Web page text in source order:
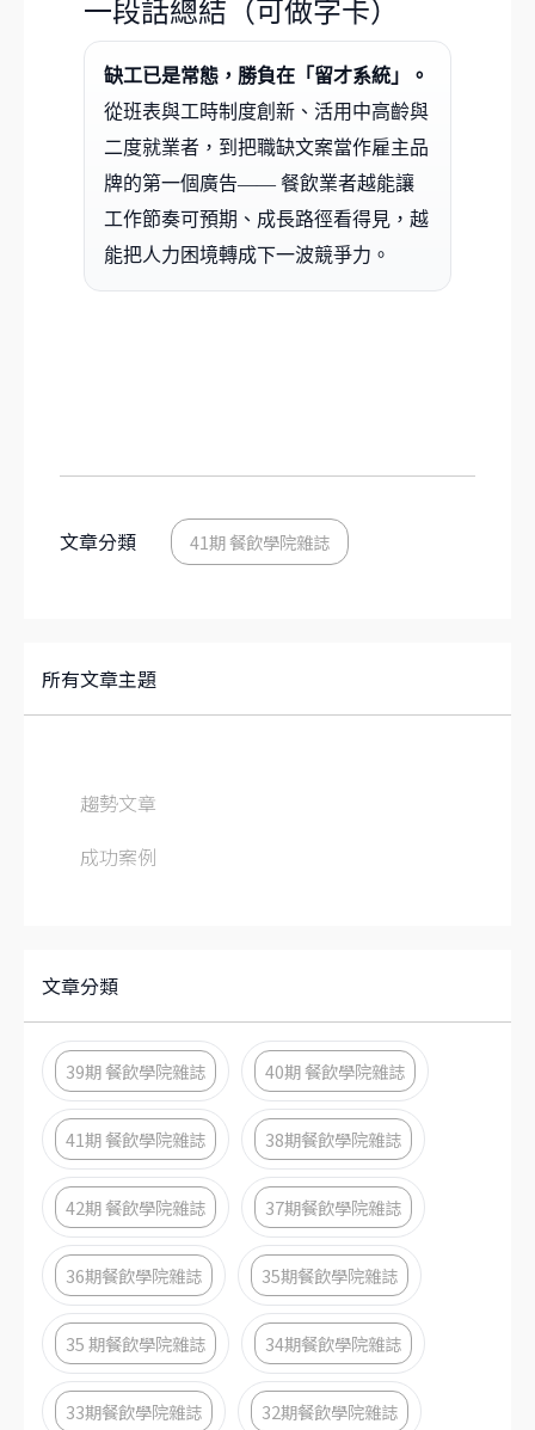
一段話總結（可做字卡）
缺工已是常態，勝負在「留才系統」。
從班表與工時制度創新、活用中高齡與
二度就業者，到把職缺文案當作雇主品
牌的第一個廣告—— 餐飲業者越能讓
工作節奏可預期、成長路徑看得見，越
能把人力困境轉成下一波競爭力。
文章分類 41期 餐飲學院雜誌
所有文章主題
趨勢文章
成功案例
文章分類
39期 餐飲學院雜誌 40期 餐飲學院雜誌
41期 餐飲學院雜誌 38期餐飲學院雜誌
42期 餐飲學院雜誌 37期餐飲學院雜誌
36期餐飲學院雜誌 35期餐飲學院雜誌
35 期餐飲學院雜誌 34期餐飲學院雜誌
33期餐飲學院雜誌 32期餐飲學院雜誌